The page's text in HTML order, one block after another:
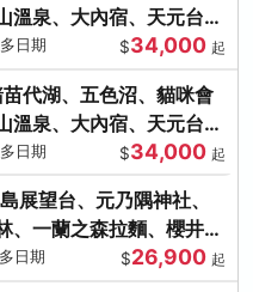
溫泉、大內宿、天元台高
日期 $34,000 起
代湖、五色沼、貓咪會
溫泉、大內宿、天元台高
日期 $34,000 起
展望台、元乃隅神社、
、一蘭之森拉麵、櫻井二
日期 $26,900 起